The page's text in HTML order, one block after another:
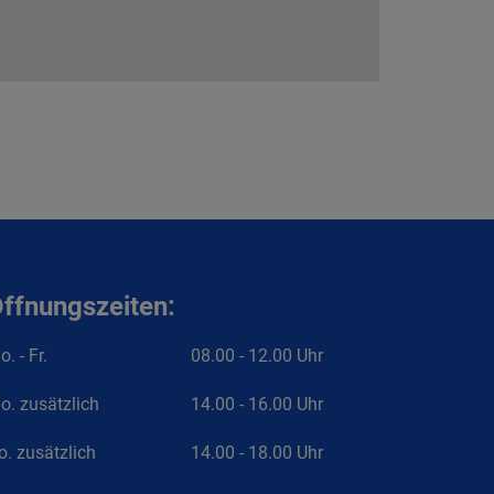
- Fr. 08.00 - 12.00 Uhr
zusätzlich 14.00 - 16.00 Uhr
zusätzlich 14.00 - 18.00 Uhr